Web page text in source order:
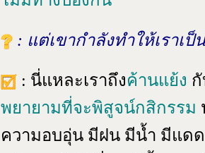
: แต่เขากำลังทำให้เราเ
: นี่แหละเราถึงค้านแย้ง
พยายามที่จะพิสูจน์กสิกรรม
ความอบอุ่น มีฝน มีน้ำ มีแด